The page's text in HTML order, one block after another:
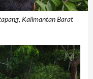
Kalimantan Barat